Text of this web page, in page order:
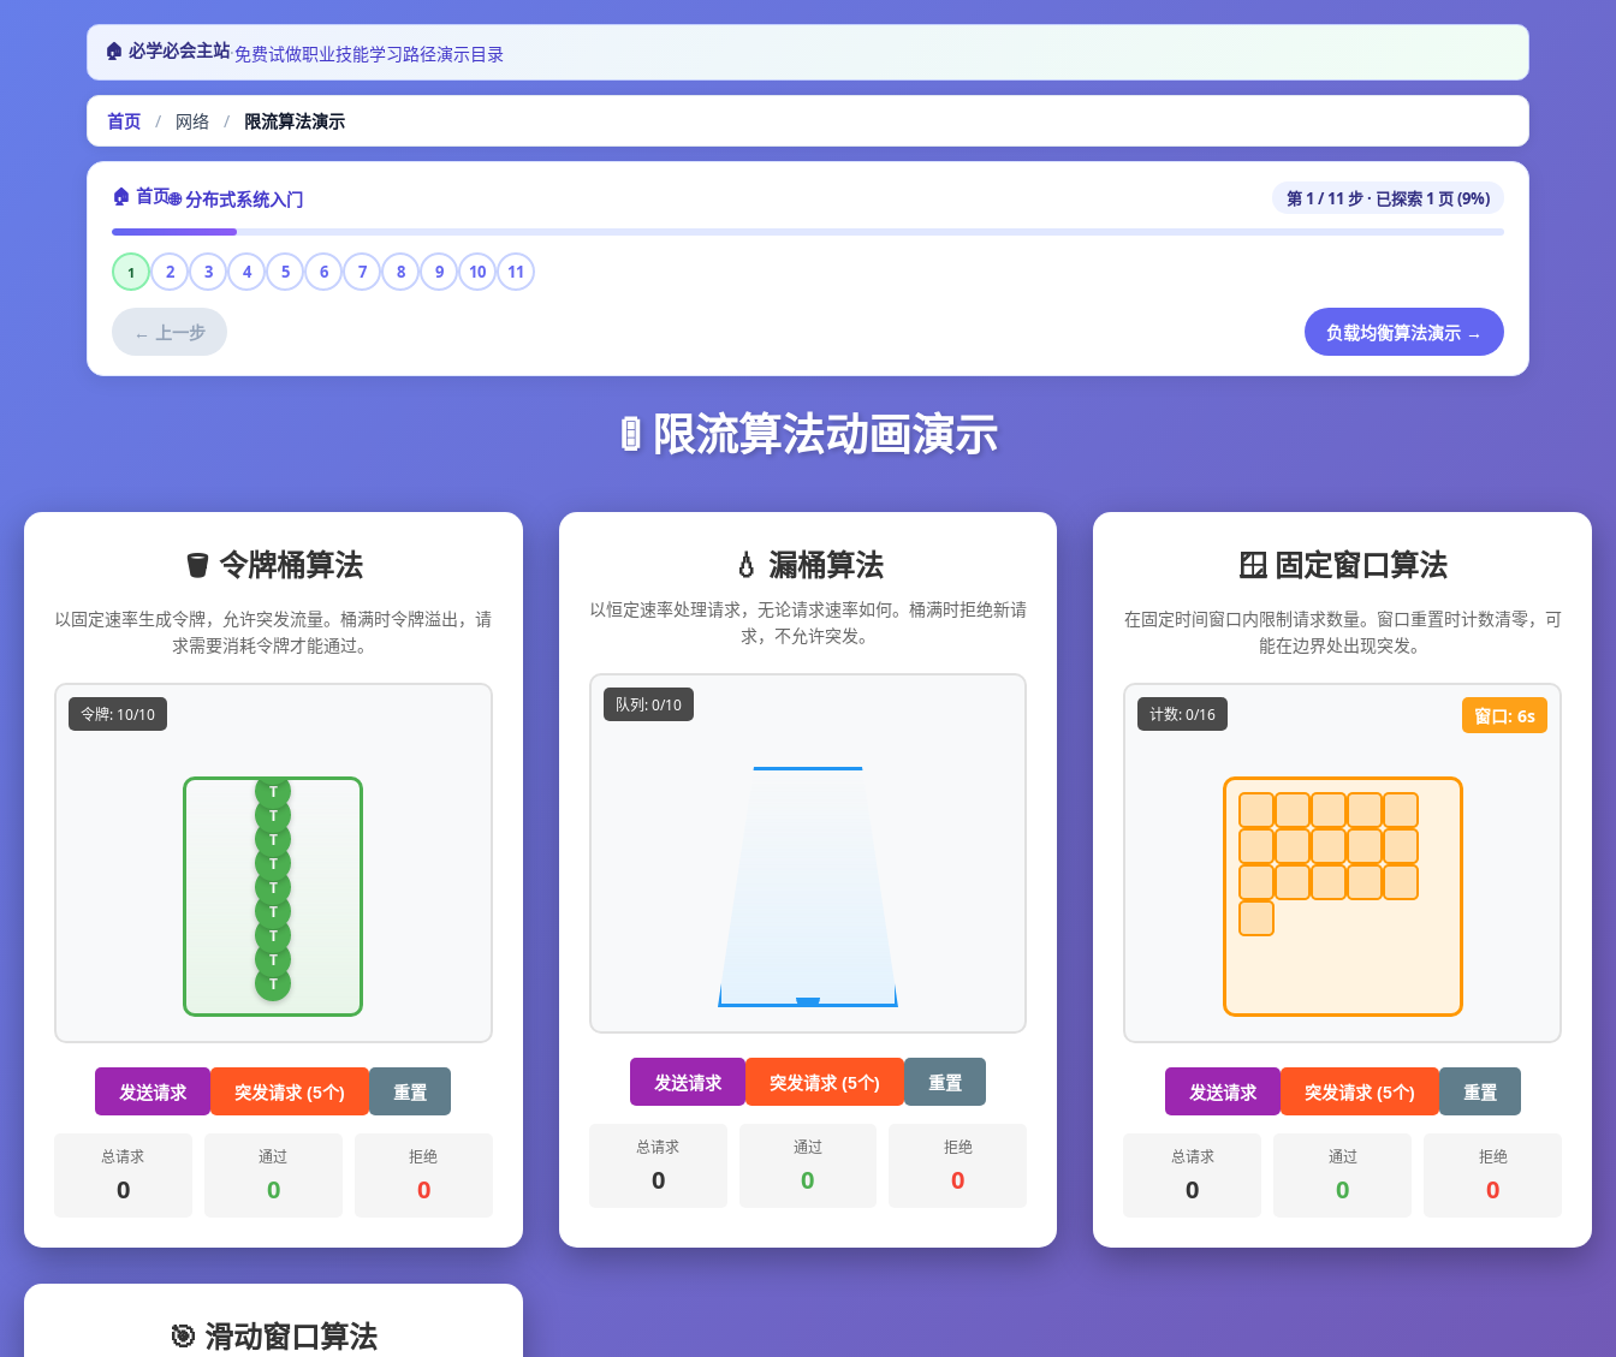
🏠 必学必会主站·免费试做职业技能学习路径演示目录
首页 / 网络 / 限流算法演示
🏠 首页🌐 分布式系统入门 第 1 / 11 步 · 已探索 1 页 (9%)
1 2 3 4 5 6 7 8 9 10 11
← 上一步 负载均衡算法演示 →
🚦 限流算法动画演示
🪣 令牌桶算法
以固定速率生成令牌，允许突发流量。桶满时令牌溢出，请
求需要消耗令牌才能通过。
令牌: 10/10
T
T
T
T
T
T
T
T
T
发送请求 突发请求 (5个) 重置
总请求
0
通过
0
拒绝
0
💧 漏桶算法
以恒定速率处理请求，无论请求速率如何。桶满时拒绝新请
求，不允许突发。
队列: 0/10
发送请求 突发请求 (5个) 重置
总请求
0
通过
0
拒绝
0
🪟 固定窗口算法
在固定时间窗口内限制请求数量。窗口重置时计数清零，可
能在边界处出现突发。
窗口: 6s
计数: 0/16
发送请求 突发请求 (5个) 重置
总请求
0
通过
0
拒绝
0
🎯 滑动窗口算法